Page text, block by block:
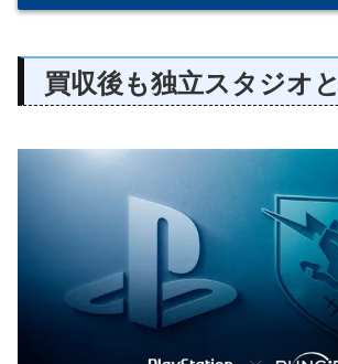
買収後も独立スタジオ